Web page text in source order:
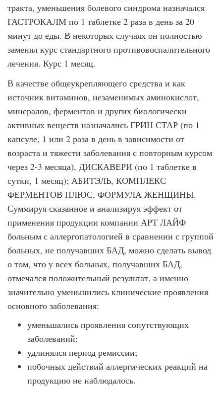
тракта, уменьшения болевого синдрома назначался
ГАСТРОКАЛМ по 1 таблетке 2 раза в день за 20
минут до еды. В некоторых случаях он полностью
заменял курс стандартного противовоспалительного
лечения. Курс 1 месяц.
В качестве общеукрепляющего средства и как
источник витаминов, незаменимых аминокислот,
минералов, ферментов и других биологически
активных веществ назначались ГРИН СТАР (по 1
капсуле, 1 или 2 раза в день в зависимости от
возраста и тяжести заболевания с повторным курсом
через 2-3 месяца), ДИСКАВЕРИ (по 1 таблетке в
сутки, 1 месяц); АБИТЭЛЬ, КОМПЛЕКС
ФЕРМЕНТОВ ПЛЮС, ФОРМУЛА ЖЕНЩИНЫ.
Суммируя сказанное и анализируя эффект от
применения продукции компании АРТ ЛАЙФ
больным с аллергопатологией в сравнении с группой
больных, не получавших БАД, можно сделать вывод
о том, что у всех больных, получавших БАД,
отмечался положительный результат, а именно
значительно уменьшились клинические проявления
основного заболевания:
уменьшались проявления сопутствующих
заболеваний;
удлинялся период ремиссии;
побочных действий аллергических реакций на
продукцию не наблюдалось.